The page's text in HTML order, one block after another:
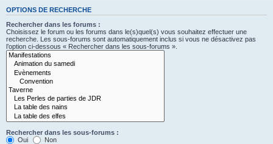
OPTIONS DE RECHERCHE
Rechercher dans les forums :
Choisissez le forum ou les forums dans le(s)quel(s) vous souhaitez effectuer une
recherche. Les sous-forums sont automatiquement inclus si vous ne désactivez pas
l’option ci-dessous « Rechercher dans les sous-forums ».
Rechercher dans les sous-forums :
Oui
Non